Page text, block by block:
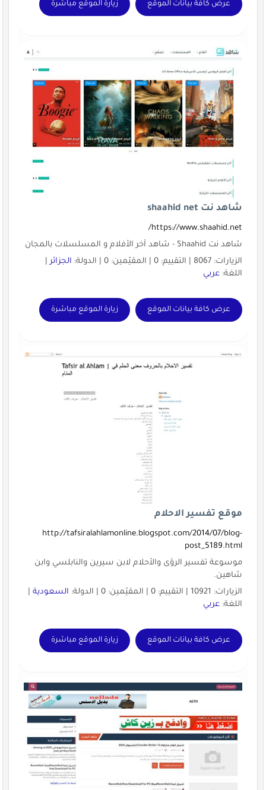
عرض كافة بيانات الموقع زيارة الموقع مباشرة
شاهد نت shaahid net
https://www.shaahid.net/
شاهد نت Shaahid - شاهد آخر الأفلام و المسلسلات بالمجان
الزيارات: 8067 | التقييم: 0 | المقيّمين: 0 | الدولة:
الجزائر|
اللغة: عربي
عرض كافة بيانات الموقع زيارة الموقع مباشرة
موقع تفسير الاحلام
http://tafsiralahlamonline.blogspot.com/2014/07/blog-
post_5189.html
موسوعة تفسير الرؤى والأحلام لابن سيرين والنابلسي وابن
شاهين.
الزيارات: 10921 | التقييم: 0 | المقيّمين: 0 | الدولة:
السعودية|
اللغة: عربي
عرض كافة بيانات الموقع زيارة الموقع مباشرة